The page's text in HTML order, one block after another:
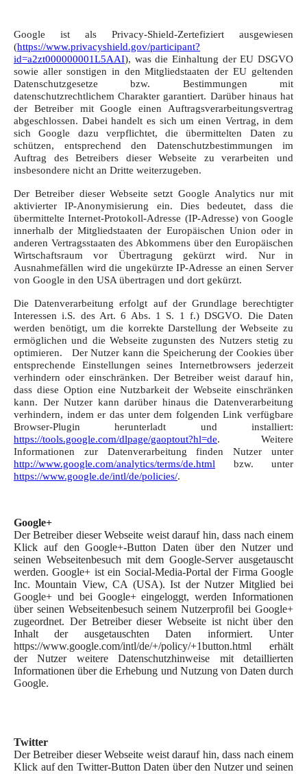
Google ist als Privacy-Shield-Zertefiziert ausgewiesen
(https://www.privacyshield.gov/participant?
id=a2zt000000001L5AAI), was die Einhaltung der EU DSGVO
sowie aller sonstigen in den Mitgliedstaaten der EU geltenden
Datenschutzgesetze bzw. Bestimmungen mit
datenschutzrechtlichem Charakter garantiert. Darüber hinaus hat
der Betreiber mit Google einen Auftragsverarbeitungsvertrag
abgeschlossen. Dabei handelt es sich um einen Vertrag, in dem
sich Google dazu verpflichtet, die übermittelten Daten zu
schützen, entsprechend den Datenschutzbestimmungen im
Auftrag des Betreibers dieser Webseite zu verarbeiten und
insbesondere nicht an Dritte weiterzugeben.
Der Betreiber dieser Webseite setzt Google Analytics nur mit
aktivierter IP-Anonymisierung ein. Dies bedeutet, dass die
übermittelte Internet-Protokoll-Adresse (IP-Adresse) von Google
innerhalb der Mitgliedstaaten der Europäischen Union oder in
anderen Vertragsstaaten des Abkommens über den Europäischen
Wirtschaftsraum vor Übertragung gekürzt wird. Nur in
Ausnahmefällen wird die ungekürzte IP-Adresse an einen Server
von Google in den USA übertragen und dort gekürzt.
Die Datenverarbeitung erfolgt auf der Grundlage berechtigter
Interessen i.S. des Art. 6 Abs. 1 S. 1 f.) DSGVO. Die Daten
werden benötigt, um die korrekte Darstellung der Webseite zu
ermöglichen und die Webseite zugunsten des Nutzers stetig zu
optimieren.
Der Nutzer kann die Speicherung der Cookies über
entsprechende Einstellungen seines Internetbrowsers jederzeit
verhindern oder einschränken. Der Betreiber weist darauf hin,
dass diese Option eine Nutzbarkeit der Webseite einschränken
kann. Der Nutzer kann darüber hinaus die Datenverarbeitung
verhindern, indem er das unter dem folgenden Link verfügbare
Browser-Plugin herunterladt und installiert:
https://tools.google.com/dlpage/gaoptout?hl=de. Weitere
Informationen zur Datenverarbeitung finden Nutzer unter
http://www.google.com/analytics/terms/de.html bzw. unter
https://www.google.de/intl/de/policies/.
Google+
Der Betreiber dieser Webseite weist darauf hin, dass nach einem
Klick auf den Google+-Button Daten über den Nutzer und
seinen Webseitenbesuch mit dem Google-Server ausgetauscht
werden. Google+ ist ein Social-Media-Portal der Firma Google
Inc. Mountain View, CA (USA). Ist der Nutzer Mitglied bei
Google+ und bei Google+ eingeloggt, werden Informationen
über seinen Webseitenbesuch seinem Nutzerprofil bei Google+
zugeordnet. Der Betreiber dieser Webseite ist nicht über den
Inhalt der ausgetauschten Daten informiert. Unter
https://www.google.com/intl/de/+/policy/+1button.html erhält
der Nutzer weitere Datenschutzhinweise mit detaillierten
Informationen über die Erhebung und Nutzung von Daten durch
Google.
Twitter
Der Betreiber dieser Webseite weist darauf hin, dass nach einem
Klick auf den Twitter-Button Daten über den Nutzer und seinen